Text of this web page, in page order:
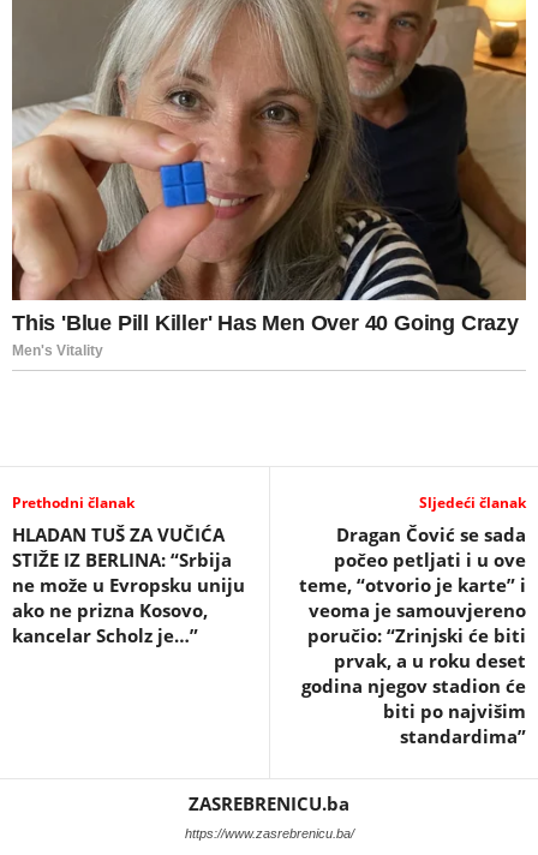
Prethodni članak
HLADAN TUŠ ZA VUČIĆA
STIŽE IZ BERLINA: “Srbija
ne može u Evropsku uniju
ako ne prizna Kosovo,
kancelar Scholz je…”
Sljedeći članak
Dragan Čović se sada
počeo petljati i u ove
teme, “otvorio je karte” i
veoma je samouvjereno
poručio: “Zrinjski će biti
prvak, a u roku deset
godina njegov stadion će
biti po najvišim
standardima”
ZASREBRENICU.ba
https://www.zasrebrenicu.ba/